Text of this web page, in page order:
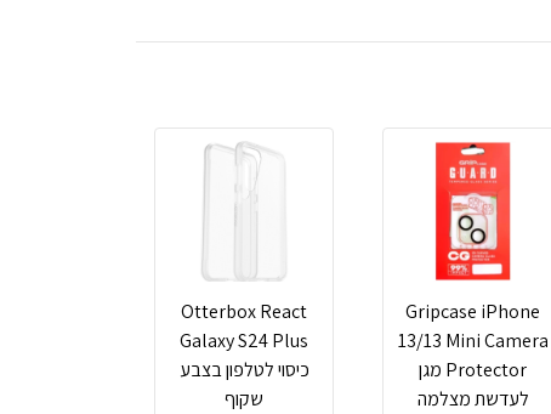
Gripcase iPhone
13/13 Mini Camera
Protector מגן
לעדשת מצלמה
Otterbox React
Galaxy S24 Plus
כיסוי לטלפון בצבע
שקוף